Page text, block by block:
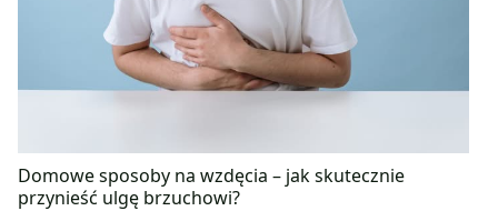
Domowe sposoby na wzdęcia – jak skutecznie
przynieść ulgę brzuchowi?